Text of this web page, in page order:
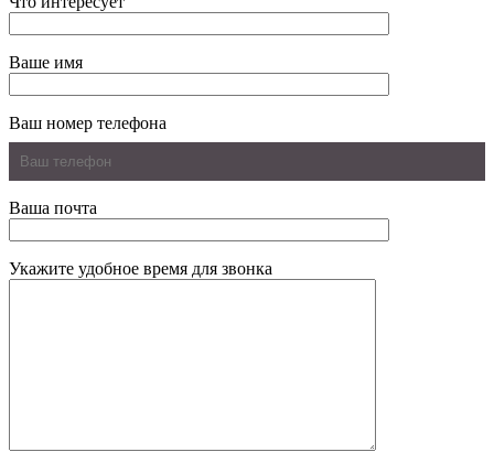
Ваше имя
Ваш номер телефона
Ваша почта
Укажите удобное время для звонка